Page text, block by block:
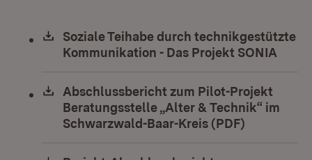
Download:
Soziale Teihabe durch technikgestützte
Kommunikation - Das Projekt SONIA
Download:
Abschlussbericht zum Pilot-Projekt
Beratungsstelle „Alter & Technik“ im
Schwarzwald-Baar-Kreis (PDF)